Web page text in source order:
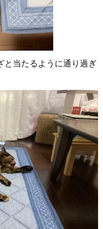
と当たるように通り過ぎ